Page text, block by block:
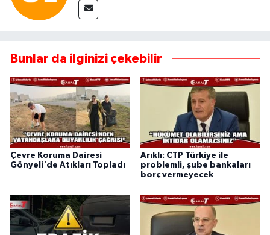
Bunlar da ilginizi çekebilir
Çevre Koruma Dairesi
Gönyeli'de Atıkları Topladı
Arıklı: CTP Türkiye ile
problemli, şube bankaları
borç vermeyecek